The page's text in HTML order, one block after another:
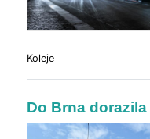
Koleje
Do Brna